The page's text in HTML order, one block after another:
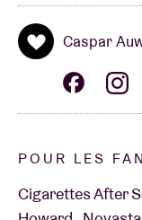
Caspar
POUR LES
Cigarettes After